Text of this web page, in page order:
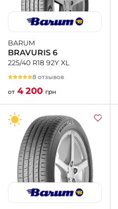
BARUM
BRAVURIS 6
225/40 R18 92Y XL
8 отзывов
от 4 200 грн